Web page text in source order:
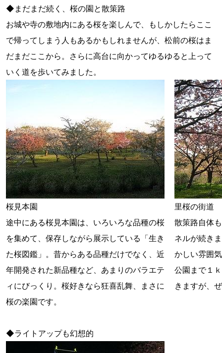
◆まだまだ続く、桜の園と散策路
お城や寺の敷地内にある桜を楽しんで、もしかしたらここ
で帰ってしまう人もあるかもしれませんが、松前の桜はま
だまだここから。さらに高台に向かってゆるゆると上って
いく道を歩いてみました。
桜見本園
途中にある桜見本園は、いろいろな品種の桜
を集めて、保存しながら展示している「生き
た桜図鑑」。昔からある品種だけでなく、近
年開発された新品種など、あまりのバラエテ
ィにびっくり。桜好きなら狂喜乱舞、まさに
桜の楽園です。
里桜の街道
散策路自体
ネルが続き
かしい雰囲
公園まで１
きますが、
◆ライトアップも幻想的